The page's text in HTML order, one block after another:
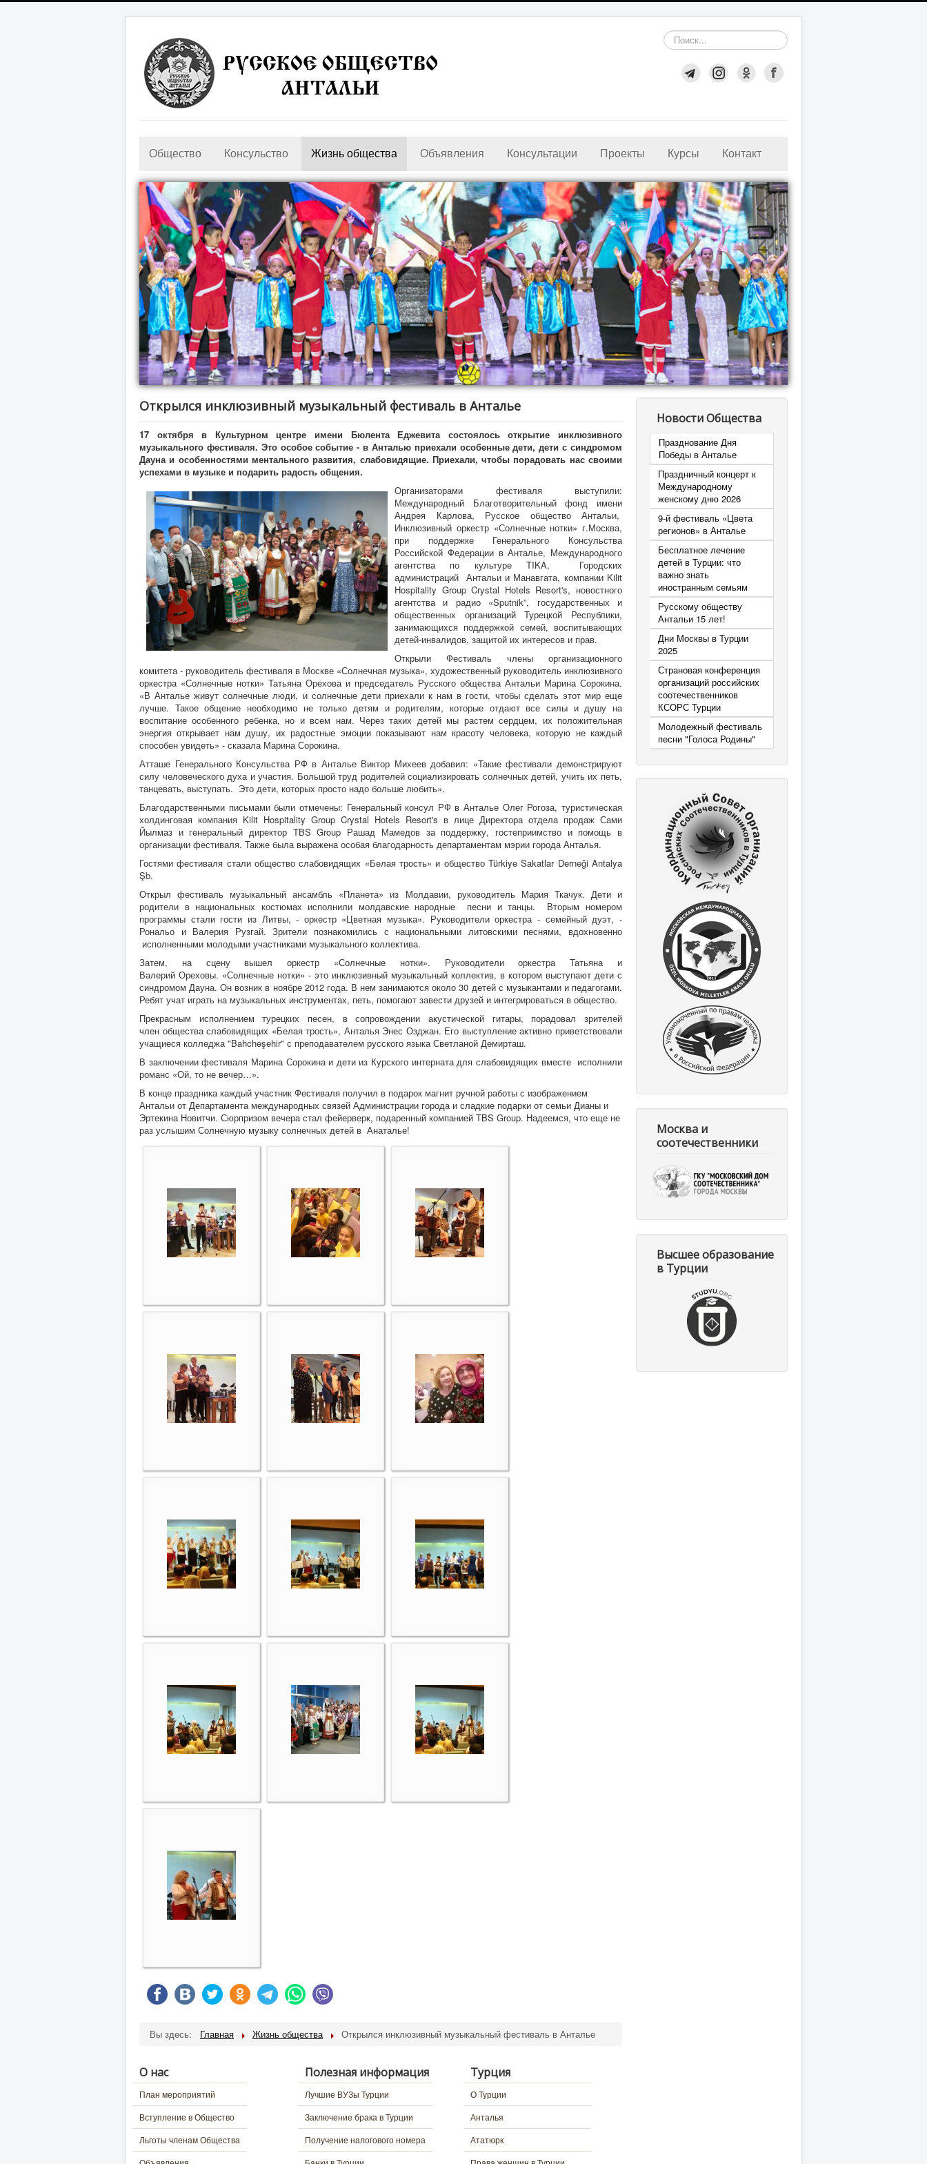
Искать...
Общество Консульство Жизнь общества Объявления Консультации Проекты Курсы Контакт
Открылся инклюзивный музыкальный фестиваль в Анталье
17 октября в Культурном центре имени Бюлента Еджевита состоялось открытие инклюзивного
музыкального фестиваля. Это особое событие - в Анталью приехали особенные дети, дети с синдромом
Дауна и особенностями ментального развития, слабовидящие. Приехали, чтобы порадовать нас своими
успехами в музыке и подарить радость общения.
Организаторами фестиваля выступили:
Международный Благотворительный фонд имени
Андрея Карлова, Русское общество Антальи,
Инклюзивный оркестр «Солнечные нотки» г.Москва,
при поддержке Генерального Консульства
Российской Федерации в Анталье, Международного
агентства по культуре TIKA, Городских
администраций Антальи и Манавгата, компании Kilit
Hospitality Group Crystal Hotels Resort's, новостного
агентства и радио «Sputnik”, государственных и
общественных организаций Турецкой Республики,
занимающихся поддержкой семей, воспитывающих
детей-инвалидов, защитой их интересов и прав.
Открыли Фестиваль члены организационного
комитета - руководитель фестиваля в Москве «Солнечная музыка», художественный руководитель инклюзивного
оркестра «Солнечные нотки» Татьяна Орехова и председатель Русского общества Антальи Марина Сорокина.
«В Анталье живут солнечные люди, и солнечные дети приехали к нам в гости, чтобы сделать этот мир еще
лучше. Такое общение необходимо не только детям и родителям, которые отдают все силы и душу на
воспитание особенного ребенка, но и всем нам. Через таких детей мы растем сердцем, их положительная
энергия открывает нам душу, их радостные эмоции показывают нам красоту человека, которую не каждый
способен увидеть» - сказала Марина Сорокина.
Атташе Генерального Консульства РФ в Анталье Виктор Михеев добавил: «Такие фестивали демонстрируют
силу человеческого духа и участия. Большой труд родителей социализировать солнечных детей, учить их петь,
танцевать, выступать. Это дети, которых просто надо больше любить».
Благодарственными письмами были отмечены: Генеральный консул РФ в Анталье Олег Рогоза, туристическая
холдинговая компания Kilit Hospitality Group Crystal Hotels Resort's в лице Директора отдела продаж Сами
Йылмаз и генеральный директор TBS Group Рашад Мамедов за поддержку, гостеприимство и помощь в
организации фестиваля. Также была выражена особая благодарность департаментам мэрии города Анталья.
Гостями фестиваля стали общество слабовидящих «Белая трость» и общество Türkiye Sakatlar Derneği Antalya
Şb.
Открыл фестиваль музыкальный ансамбль «Планета» из Молдавии, руководитель Мария Ткачук. Дети и
родители в национальных костюмах исполнили молдавские народные песни и танцы. Вторым номером
программы стали гости из Литвы, - оркестр «Цветная музыка». Руководители оркестра - семейный дуэт, -
Рональо и Валерия Рузгай. Зрители познакомились с национальными литовскими песнями, вдохновенно
исполненными молодыми участниками музыкального коллектива.
Затем, на сцену вышел оркестр «Солнечные нотки». Руководители оркестра Татьяна и
Валерий Ореховы. «Солнечные нотки» - это инклюзивный музыкальный коллектив, в котором выступают дети с
синдромом Дауна. Он возник в ноябре 2012 года. В нем занимаются около 30 детей с музыкантами и педагогами.
Ребят учат играть на музыкальных инструментах, петь, помогают завести друзей и интегрироваться в общество.
Прекрасным исполнением турецких песен, в сопровождении акустической гитары, порадовал зрителей
член общества слабовидящих «Белая трость», Анталья Энес Озджан. Его выступление активно приветствовали
учащиеся колледжа "Bahcheşehir" с преподавателем русского языка Светланой Демирташ.
В заключении фестиваля Марина Сорокина и дети из Курского интерната для слабовидящих вместе исполнили
романс «Ой, то не вечер…».
В конце праздника каждый участник Фестиваля получил в подарок магнит ручной работы с изображением
Антальи от Департамента международных связей Администрации города и сладкие подарки от семьи Дианы и
Эртекина Новитчи. Сюрпризом вечера стал фейерверк, подаренный компанией TBS Group. Надеемся, что еще не
раз услышим Солнечную музыку солнечных детей в Анаталье!
Вы здесь: Главная Жизнь общества Открылся инклюзивный музыкальный фестиваль в Анталье
Новости Общества
Празднование Дня
Победы в Анталье
Праздничный концерт к
Международному
женскому дню 2026
9-й фестиваль «Цвета
регионов» в Анталье
Бесплатное лечение
детей в Турции: что
важно знать
иностранным семьям
Русскому обществу
Антальи 15 лет!
Дни Москвы в Турции
2025
Страновая конференция
организаций российских
соотечественников
КСОРС Турции
Молодежный фестиваль
песни "Голоса Родины"
Москва и
соотечественники
Высшее образование
в Турции
О нас
План мероприятий
Вступление в Общество
Льготы членам Общества
Полезная информация
Лучшие ВУЗы Турции
Заключение брака в Турции
Получение налогового номера
Турция
О Турции
Анталья
Ататюрк